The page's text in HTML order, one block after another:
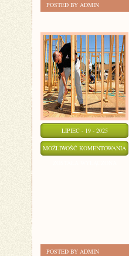
POSTED BY ADMIN
LIPIEC - 19 - 2025
MOŻLIWOŚĆ KOMENTOWANIA
POSTED BY ADMIN